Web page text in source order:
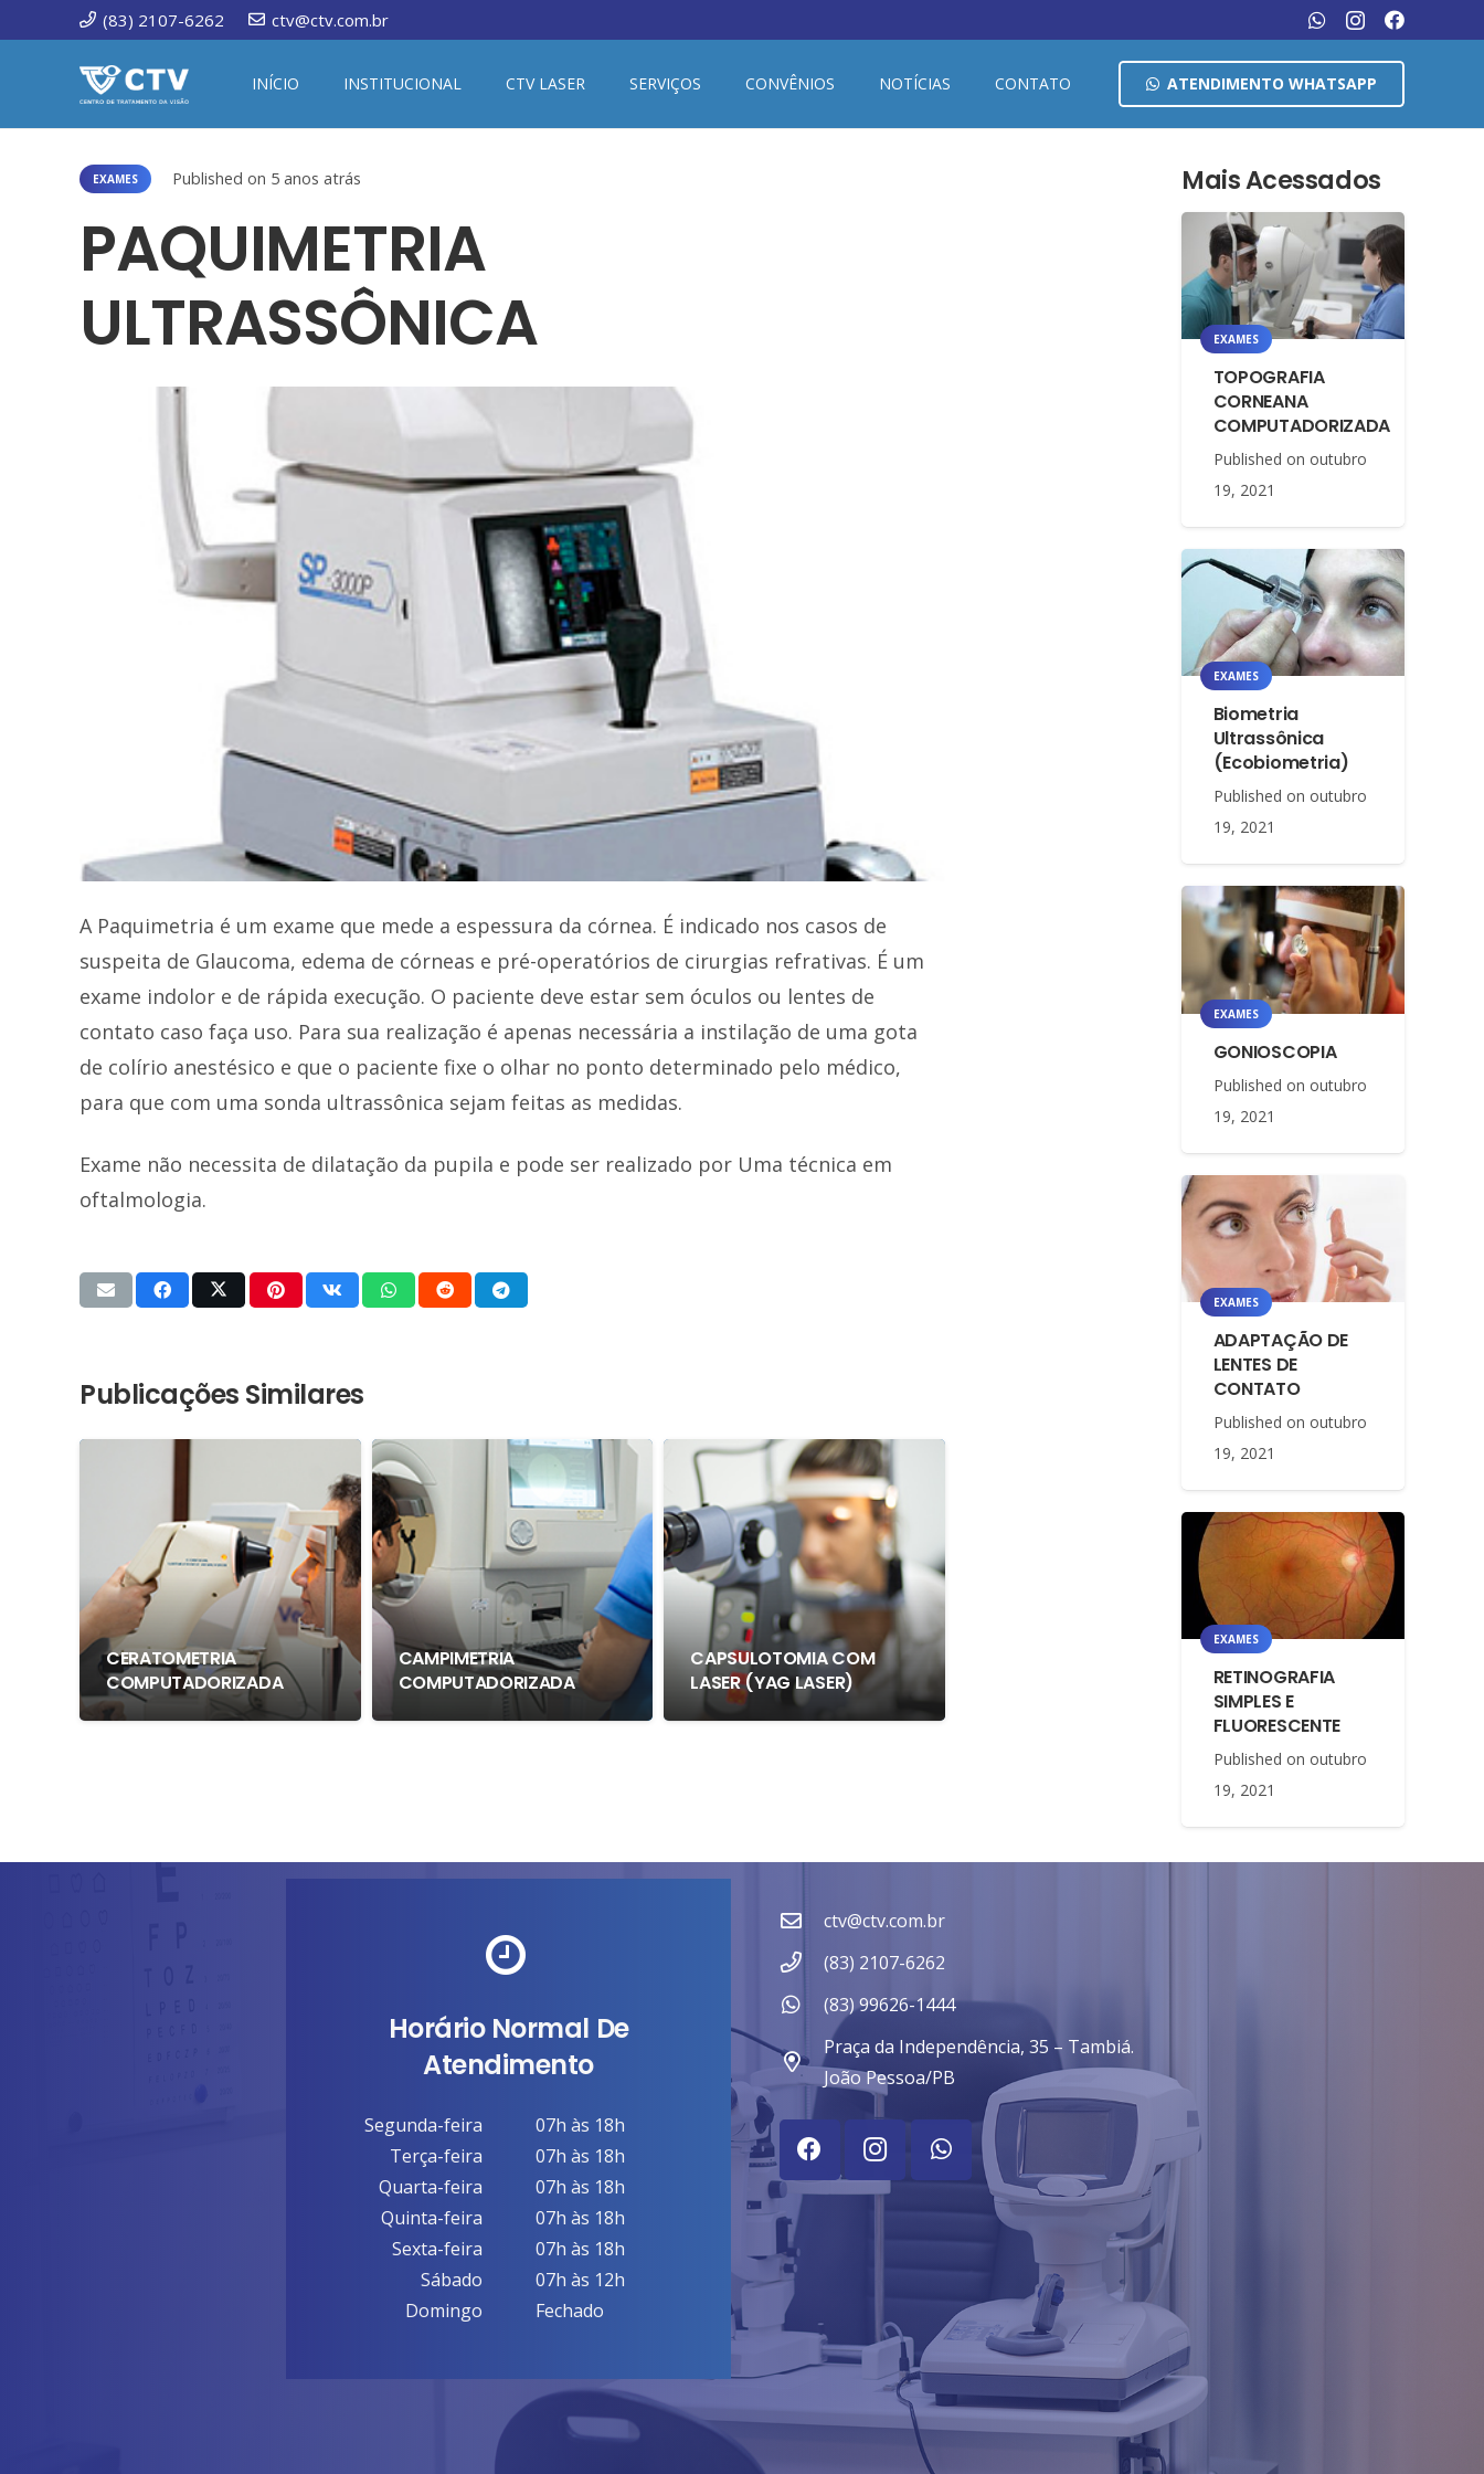
(83) 2107-6262 ctv@ctv.com.br
INÍCIO INSTITUCIONAL CTV LASER SERVIÇOS CONVÊNIOS NOTÍCIAS CONTATO ATENDIMENTO WHATSAPP
EXAMES Published on 5 anos atrás
PAQUIMETRIA
ULTRASSÔNICA
A Paquimetria é um exame que mede a espessura da córnea. É indicado nos casos de
suspeita de Glaucoma, edema de córneas e pré-operatórios de cirurgias refrativas. É um
exame indolor e de rápida execução. O paciente deve estar sem óculos ou lentes de
contato caso faça uso. Para sua realização é apenas necessária a instilação de uma gota
de colírio anestésico e que o paciente fixe o olhar no ponto determinado pelo médico,
para que com uma sonda ultrassônica sejam feitas as medidas.
Exame não necessita de dilatação da pupila e pode ser realizado por Uma técnica em
oftalmologia.
Publicações Similares
CERATOMETRIA
COMPUTADORIZADA
CAMPIMETRIA
COMPUTADORIZADA
CAPSULOTOMIA COM
LASER (YAG LASER)
Mais Acessados
EXAMES
TOPOGRAFIA
CORNEANA
COMPUTADORIZADA
Published on outubro
19, 2021
EXAMES
Biometria
Ultrassônica
(Ecobiometria)
Published on outubro
19, 2021
EXAMES
GONIOSCOPIA
Published on outubro
19, 2021
EXAMES
ADAPTAÇÃO DE
LENTES DE
CONTATO
Published on outubro
19, 2021
EXAMES
RETINOGRAFIA
SIMPLES E
FLUORESCENTE
Published on outubro
19, 2021
Horário Normal De
Atendimento
Segunda-feira
Terça-feira
Quarta-feira
Quinta-feira
Sexta-feira
Sábado
Domingo
07h às 18h
07h às 18h
07h às 18h
07h às 18h
07h às 18h
07h às 12h
Fechado
ctv@ctv.com.br
(83) 2107-6262
(83) 99626-1444
Praça da Independência, 35 – Tambiá.
João Pessoa/PB